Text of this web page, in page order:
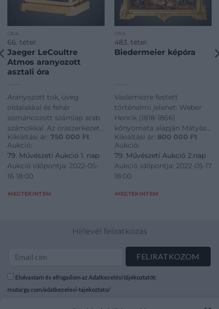
ÓRA
66. tétel:
Jaeger LeCoultre
Atmos aranyozott
asztali óra
Aranyozott tok, üveg
oldalakkal és fehér
zománcozott számlap arab
számokkal. Az óraszerkezet
felhúzást nem igényel. A
szerkezet hátán taláható
tartály klóretán gázt, egy
membránt és egy
spirálrugót foglal magába.
Kikiáltási ár: 750 000 Ft
Aukció:
79. Művészeti Aukció 1. nap
Aukció időpontja: 2022-05-
16 18:00
MEGTEKINTEM
ÓRA
483. tétel:
Biedermeier képóra
Vaslemezre festett
történelmi jelenet: Weber
Henrik (1818-1866)
kőnyomata alapján Mátyás
király bevonulása Buda
várába, 1458. 1/4 ütős, festett
zománclapos óraszerkezet
aranyozott blondel
keretben. Működőképes,
Kikiáltási ár: 800 000 Ft
Aukció:
79. Művészeti Aukció 2.nap
Aukció időpontja: 2022-05-17
18:00
MEGTEKINTEM
Hírlevél feliratkozás
Elolvastam és elfogadom az Adatkezelési tájékoztatót:
mutargy.com/adatkezelesi-tajekoztato/